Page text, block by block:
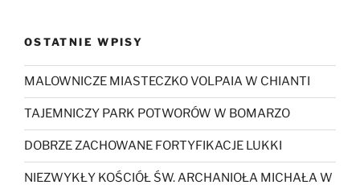
OSTATNIE WPISY
MALOWNICZE MIASTECZKO VOLPAIA W CHIANTI
TAJEMNICZY PARK POTWORÓW W BOMARZO
DOBRZE ZACHOWANE FORTYFIKACJE LUKKI
NIEZWYKŁY KOŚCIÓŁ ŚW. ARCHANIOŁA MICHAŁA W